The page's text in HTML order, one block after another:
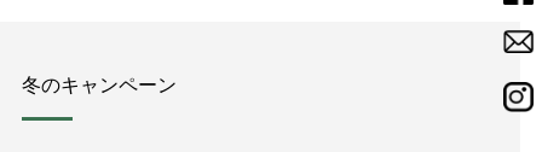
Staff
冬のキャンペーン